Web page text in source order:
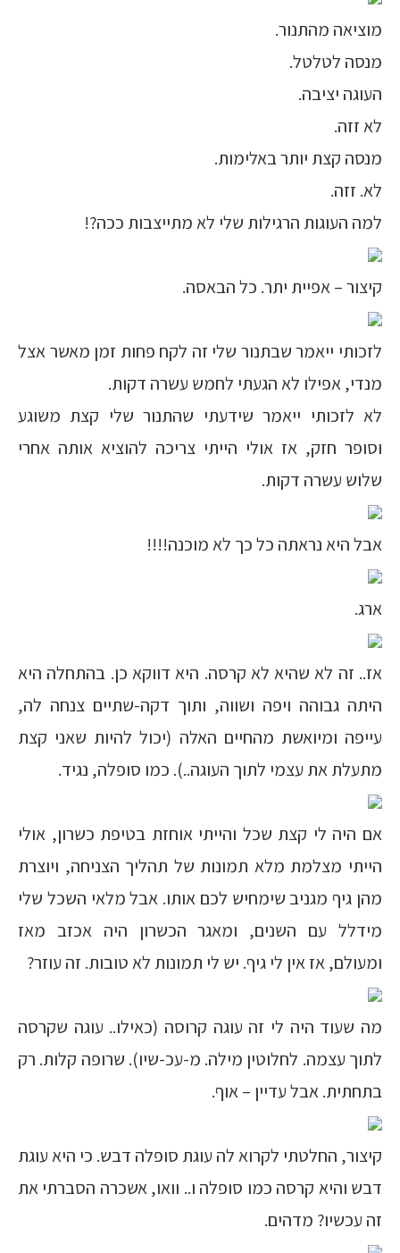
מוציאה מהתנור.
מנסה לטלטל.
העוגה יציבה.
לא זזה.
מנסה קצת יותר באלימות.
לא. זזה.
למה העוגות הרגילות שלי לא מתייצבות ככה?!
קיצור – אפיית יתר. כל הבאסה.
לזכותי ייאמר שבתנור שלי זה לקח פחות זמן מאשר אצל
מנדי, אפילו לא הגעתי לחמש עשרה דקות.
לא לזכותי ייאמר שידעתי שהתנור שלי קצת משוגע
וסופר חזק, אז אולי הייתי צריכה להוציא אותה אחרי
שלוש עשרה דקות.
אבל היא נראתה כל כך לא מוכנה!!!!
ארג.
אז.. זה לא שהיא לא קרסה. היא דווקא כן. בהתחלה היא
היתה גבוהה ויפה ושווה, ותוך דקה-שתיים צנחה לה,
עייפה ומיואשת מהחיים האלה (יכול להיות שאני קצת
מתעלת את עצמי לתוך העוגה..). כמו סופלה, נגיד.
אם היה לי קצת שכל והייתי אוחזת בטיפת כשרון, אולי
הייתי מצלמת מלא תמונות של תהליך הצניחה, ויוצרת
מהן גיף מגניב שימחיש לכם אותו. אבל מלאי השכל שלי
מידלל עם השנים, ומאגר הכשרון היה אכזב מאז
ומעולם, אז אין לי גיף. יש לי תמונות לא טובות. זה עוזר?
מה שעוד היה לי זה עוגה קרוסה (כאילו.. עוגה שקרסה
לתוך עצמה. לחלוטין מילה. מ-עכ-שיו). שרופה קלות. רק
בתחתית. אבל עדיין – אוף.
קיצור, החלטתי לקרוא לה עוגת סופלה דבש. כי היא עוגת
דבש והיא קרסה כמו סופלה ו.. וואו, אשכרה הסברתי את
זה עכשיו? מדהים.